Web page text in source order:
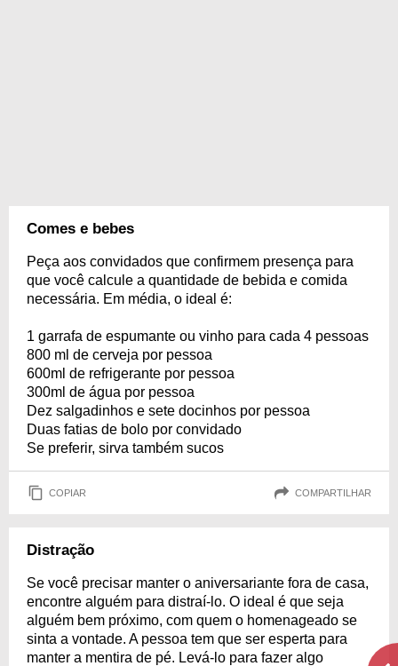
Comes e bebes
Peça aos convidados que confirmem presença para
que você calcule a quantidade de bebida e comida
necessária. Em média, o ideal é:
1 garrafa de espumante ou vinho para cada 4 pessoas
800 ml de cerveja por pessoa
600ml de refrigerante por pessoa
300ml de água por pessoa
Dez salgadinhos e sete docinhos por pessoa
Duas fatias de bolo por convidado
Se preferir, sirva também sucos
COPIAR COMPARTILHAR
Distração
Se você precisar manter o aniversariante fora de casa,
encontre alguém para distraí-lo. O ideal é que seja
alguém bem próximo, com quem o homenageado se
sinta a vontade. A pessoa tem que ser esperta para
manter a mentira de pé. Levá-lo para fazer algo